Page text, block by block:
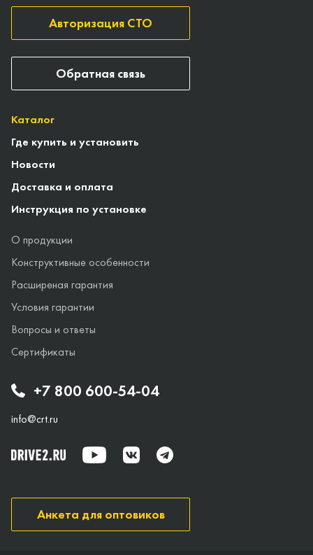
+7 800 600-54-04
info@crt.ru
Каталог
Где купить и установить
Новости
Доставка и оплата
Инструкция по установке
О продукции
Конструктивные особенности
Расширеная гарантия
Условия гарантии
Вопросы и ответы
Сертификаты
Авторизация СТО
Анкета для оптовиков
Обратная связь